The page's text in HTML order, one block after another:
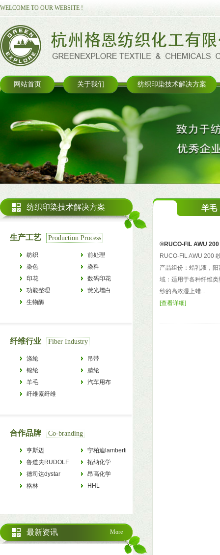
WELCOME TO OUR WEBSITE !
网站首页 关于我们 纺织印染技术解决方案
羊毛
®RUCO-FIL AWU 200
RUCO-FIL AWU 200
产品组份：蜡乳液，
域：适用于各种纤维
纱的高浓湿上蜡...
[查看详细]
纺织印染技术解决方案
生产工艺 Production Process
纺织
前处理
染色
染料
印花
数码印花
功能整理
荧光增白
生物酶
纤维行业 Fiber Industry
涤纶
吊带
锦纶
腈纶
羊毛
汽车用布
纤维素纤维
合作品牌 Co-branding
亨斯迈
HUNTSMAN
宁柏迪lamberti
鲁道夫RUDOLF
拓纳化学
tanatexchemicals
德司达dystar
昂高化学
archroma
格林 HHL
More
最新资讯